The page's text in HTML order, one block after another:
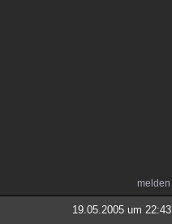
melden
19.05.2005 um 22:43